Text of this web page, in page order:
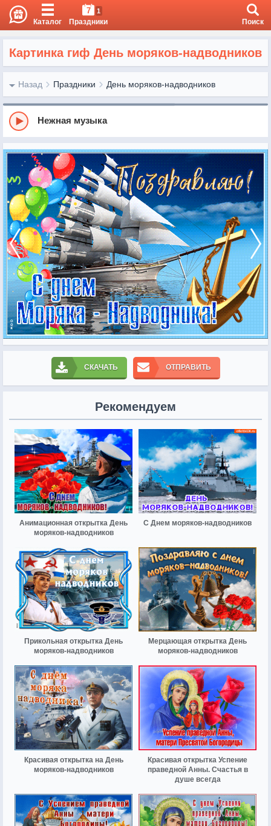
Каталог
7 1
Праздники Поиск
Картинка гиф День моряков-надводников
Назад Праздники День моряков-надводников
Нежная музыка
СКАЧАТЬ ОТПРАВИТЬ
Рекомендуем
Анимационная открытка День
моряков-надводников
С Днем моряков-надводников
Прикольная открытка День
моряков-надводников
Мерцающая открытка День
моряков-надводников
Красивая открытка на День
моряков-надводников
Красивая открытка Успение
праведной Анны. Счастья в
душе всегда